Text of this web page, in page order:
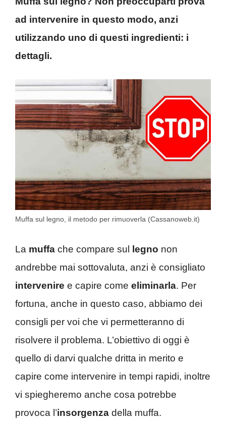
ad intervenire in questo modo, anzi
utilizzando uno di questi ingredienti: i
dettagli.
Muffa sul legno, il metodo per rimuoverla (Cassanoweb.it)
La muffa che compare sul legno non
andrebbe mai sottovaluta, anzi è consigliato
intervenire e capire come eliminarla. Per
fortuna, anche in questo caso, abbiamo dei
consigli per voi che vi permetteranno di
risolvere il problema. L’obiettivo di oggi è
quello di darvi qualche dritta in merito e
capire come intervenire in tempi rapidi, inoltre
vi spiegheremo anche cosa potrebbe
provoca l’insorgenza della muffa.